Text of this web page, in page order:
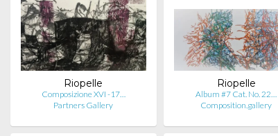
Riopelle
Composizione XVI -17…
Partners Gallery
Riopelle
Album #7 Cat. No. 22…
Composition.gallery